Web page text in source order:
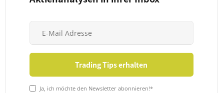
Ja, ich möchte den Newsletter abonnieren!*